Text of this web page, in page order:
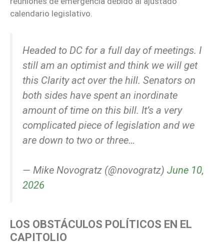
calendario legislativo.
Headed to DC for a full day of meetings. I
still am an optimist and think we will get
this Clarity act over the hill. Senators on
both sides have spent an inordinate
amount of time on this bill. It’s a very
complicated piece of legislation and we
are down to two or three…
— Mike Novogratz (@novogratz) June 10,
2026
LOS OBSTÁCULOS POLÍTICOS EN EL
CAPITOLIO